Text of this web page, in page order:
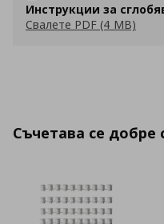
Инструкции за
Свалете PDF (4 MB)
Съчетава се добре